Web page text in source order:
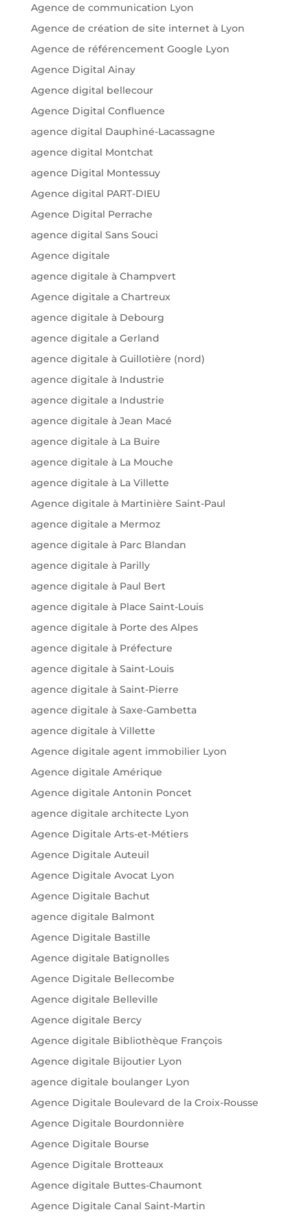
Agence de communication Lyon
Agence de création de site internet à Lyon
Agence de référencement Google Lyon
Agence Digital Ainay
Agence digital bellecour
Agence Digital Confluence
agence digital Dauphiné-Lacassagne
agence digital Montchat
agence Digital Montessuy
Agence digital PART-DIEU
Agence Digital Perrache
agence digital Sans Souci
Agence digitale
agence digitale à Champvert
Agence digitale a Chartreux
agence digitale à Debourg
agence digitale a Gerland
agence digitale à Guillotière (nord)
agence digitale à Industrie
agence digitale a Industrie
agence digitale à Jean Macé
agence digitale à La Buire
agence digitale à La Mouche
agence digitale à La Villette
Agence digitale à Martinière Saint-Paul
agence digitale a Mermoz
agence digitale à Parc Blandan
agence digitale à Parilly
agence digitale à Paul Bert
agence digitale à Place Saint-Louis
agence digitale à Porte des Alpes
agence digitale à Préfecture
agence digitale à Saint-Louis
agence digitale à Saint-Pierre
agence digitale à Saxe-Gambetta
agence digitale à Villette
Agence digitale agent immobilier Lyon
Agence digitale Amérique
Agence digitale Antonin Poncet
agence digitale architecte Lyon
Agence Digitale Arts-et-Métiers
Agence Digitale Auteuil
Agence Digitale Avocat Lyon
Agence Digitale Bachut
agence digitale Balmont
Agence Digitale Bastille
Agence digitale Batignolles
Agence Digitale Bellecombe
Agence digitale Belleville
Agence digitale Bercy
Agence digitale Bibliothèque François
Agence digitale Bijoutier Lyon
agence digitale boulanger Lyon
Agence Digitale Boulevard de la Croix-Rousse
Agence Digitale Bourdonnière
Agence Digitale Bourse
Agence Digitale Brotteaux
Agence digitale Buttes-Chaumont
Agence Digitale Canal Saint-Martin